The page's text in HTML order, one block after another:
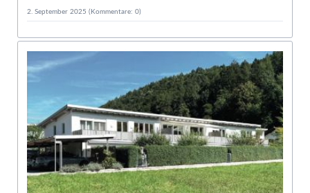
2. September 2025 (Kommentare: 0)